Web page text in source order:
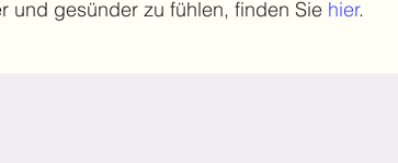
und gesünder zu fühlen, finden Sie hier.